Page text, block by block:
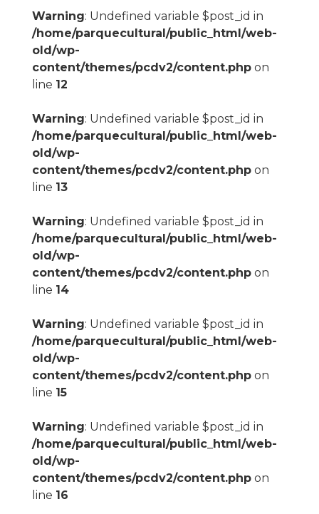
Warning: Undefined variable $post_id in
/home/parquecultural/public_html/web-
old/wp-
content/themes/pcdv2/content.phpon
line 12
Warning: Undefined variable $post_id in
/home/parquecultural/public_html/web-
old/wp-
content/themes/pcdv2/content.phpon
line 13
Warning: Undefined variable $post_id in
/home/parquecultural/public_html/web-
old/wp-
content/themes/pcdv2/content.phpon
line 14
Warning: Undefined variable $post_id in
/home/parquecultural/public_html/web-
old/wp-
content/themes/pcdv2/content.phpon
line 15
Warning: Undefined variable $post_id in
/home/parquecultural/public_html/web-
old/wp-
content/themes/pcdv2/content.phpon
line 16